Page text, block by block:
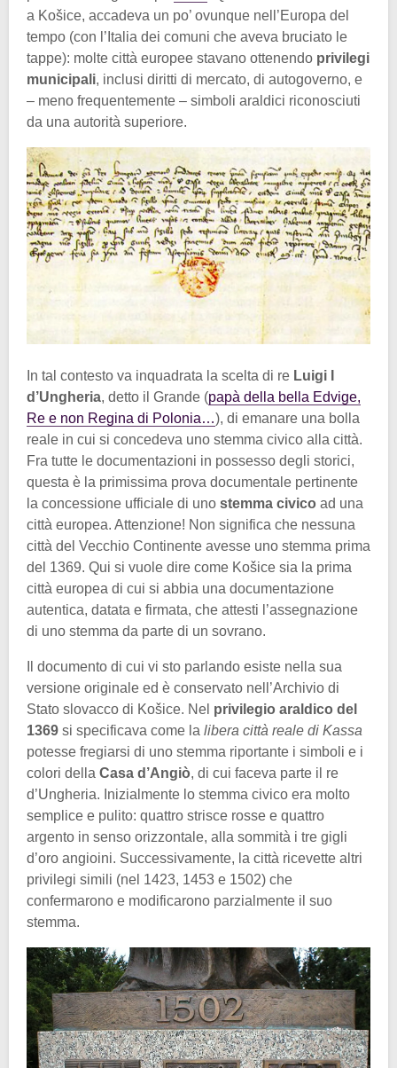
a Košice, accadeva un po’ ovunque nell’Europa del
tempo (con l’Italia dei comuni che aveva bruciato le
tappe): molte città europee stavano ottenendo privilegi
municipali, inclusi diritti di mercato, di autogoverno, e
– meno frequentemente – simboli araldici riconosciuti
da una autorità superiore.
In tal contesto va inquadrata la scelta di re Luigi I
d’Ungheria, detto il Grande (papà della bella Edvige,
Re e non Regina di Polonia…), di emanare una bolla
reale in cui si concedeva uno stemma civico alla città.
Fra tutte le documentazioni in possesso degli storici,
questa è la primissima prova documentale pertinente
la concessione ufficiale di uno stemma civico ad una
città europea. Attenzione! Non significa che nessuna
città del Vecchio Continente avesse uno stemma prima
del 1369. Qui si vuole dire come Košice sia la prima
città europea di cui si abbia una documentazione
autentica, datata e firmata, che attesti l’assegnazione
di uno stemma da parte di un sovrano.
Il documento di cui vi sto parlando esiste nella sua
versione originale ed è conservato nell’Archivio di
Stato slovacco di Košice. Nel privilegio araldico del
1369 si specificava come la libera città reale di Kassa
potesse fregiarsi di uno stemma riportante i simboli e i
colori della Casa d’Angiò, di cui faceva parte il re
d’Ungheria. Inizialmente lo stemma civico era molto
semplice e pulito: quattro strisce rosse e quattro
argento in senso orizzontale, alla sommità i tre gigli
d’oro angioini. Successivamente, la città ricevette altri
privilegi simili (nel 1423, 1453 e 1502) che
confermarono e modificarono parzialmente il suo
stemma.